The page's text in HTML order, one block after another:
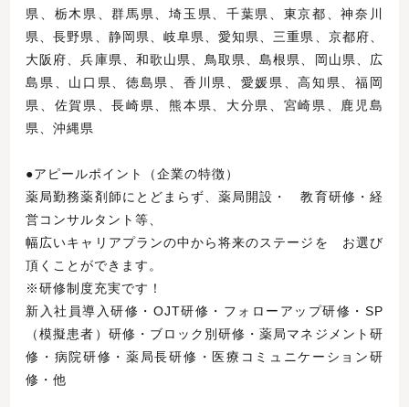
県、栃木県、群馬県、埼玉県、千葉県、東京都、神奈川
県、長野県、静岡県、岐阜県、愛知県、三重県、京都府、
大阪府、兵庫県、和歌山県、鳥取県、島根県、岡山県、広
島県、山口県、徳島県、香川県、愛媛県、高知県、福岡
県、佐賀県、長崎県、熊本県、大分県、宮崎県、鹿児島
県、沖縄県
●アピールポイント（企業の特徴）
薬局勤務薬剤師にとどまらず、薬局開設・ 教育研修・経
営コンサルタント等、
幅広いキャリアプランの中から将来のステージを お選び
頂くことができます。
※研修制度充実です！
新入社員導入研修・OJT研修・フォローアップ研修・SP
（模擬患者）研修・ブロック別研修・薬局マネジメント研
修・病院研修・薬局長研修・医療コミュニケーション研
修・他